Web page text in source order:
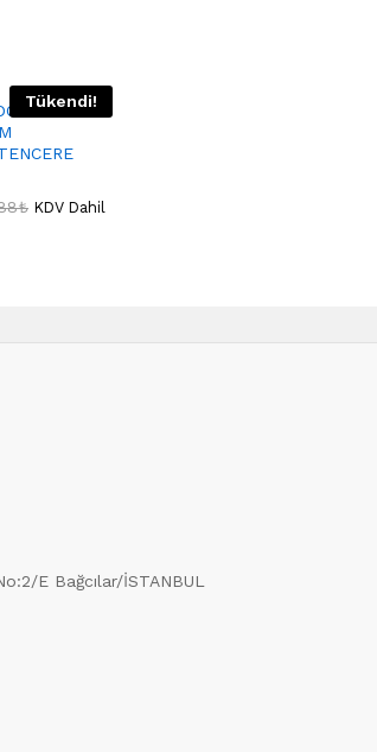
Tükendi!
₺ KDV Dahil
E Bağcılar/İSTANBUL